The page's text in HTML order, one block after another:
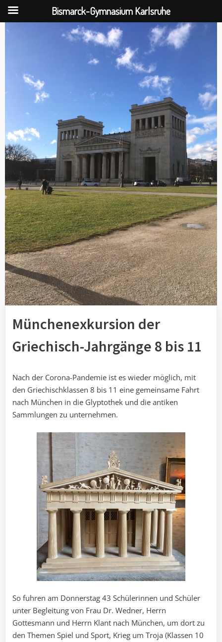
Skip
Münchenexkursion der
Griechisch-Jahrgänge 8 bis 11
Nach der Corona-Pandemie ist es wieder möglich, mit
den Griechischklassen 8 bis 11 eine gemeinsame Fahrt
nach München in die Glyptothek und die antiken
Sammlungen zu unternehmen.
So fuhren am Donnerstag 43 Schülerinnen und Schüler
unter Begleitung von Frau Dr. Wedner, Herrn
Gottesmann und Herrn Klant nach München, um dort zu
den Themen Spiel und Sport, Krieg um Troja (Klassen 10
Bismarck-Gymnasium Karlsruhe